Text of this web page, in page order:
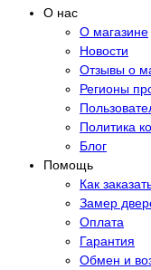
О нас
О магазине
Новости
Отзывы о
Регионы
Политика
Блог
Помощь
Как
Замер
Оплата
Гарантия
Обмен и